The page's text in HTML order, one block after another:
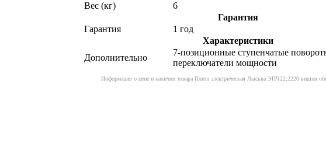
Вес (кг)
6
Гарантия
Гарантия
1 год
Характеристики
Дополнительно
7-позиционные ступенчатые
переключатели мощности
Информация о цене и наличии товара Плита электрическая Лысьва ЭПЧ22,2220 вишня